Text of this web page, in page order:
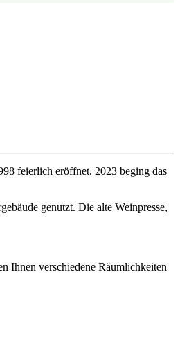
feierlich eröffnet. 2023 beging das
genutzt. Die alte Weinpresse,
Ihnen verschiedene Räumlichkeiten